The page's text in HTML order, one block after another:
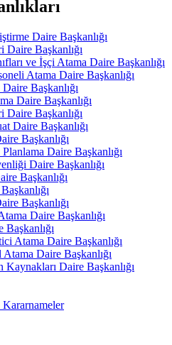
Daire Başkanlığı
Başkanlığı
ve İşçi Atama Daire Başkanlığı
Atama Daire Başkanlığı
Başkanlığı
Daire Başkanlığı
Başkanlığı
Daire Başkanlığı
Başkanlığı
Daire Başkanlığı
Daire Başkanlığı
Başkanlığı
Başkanlığı
Daire Başkanlığı
Atama Daire Başkanlığı
Daire Başkanlığı
Kaynakları Daire Başkanlığı